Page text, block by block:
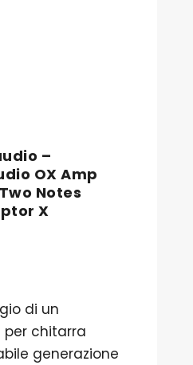
–
OX Amp
Notes
X
di un
chitarra
generazione